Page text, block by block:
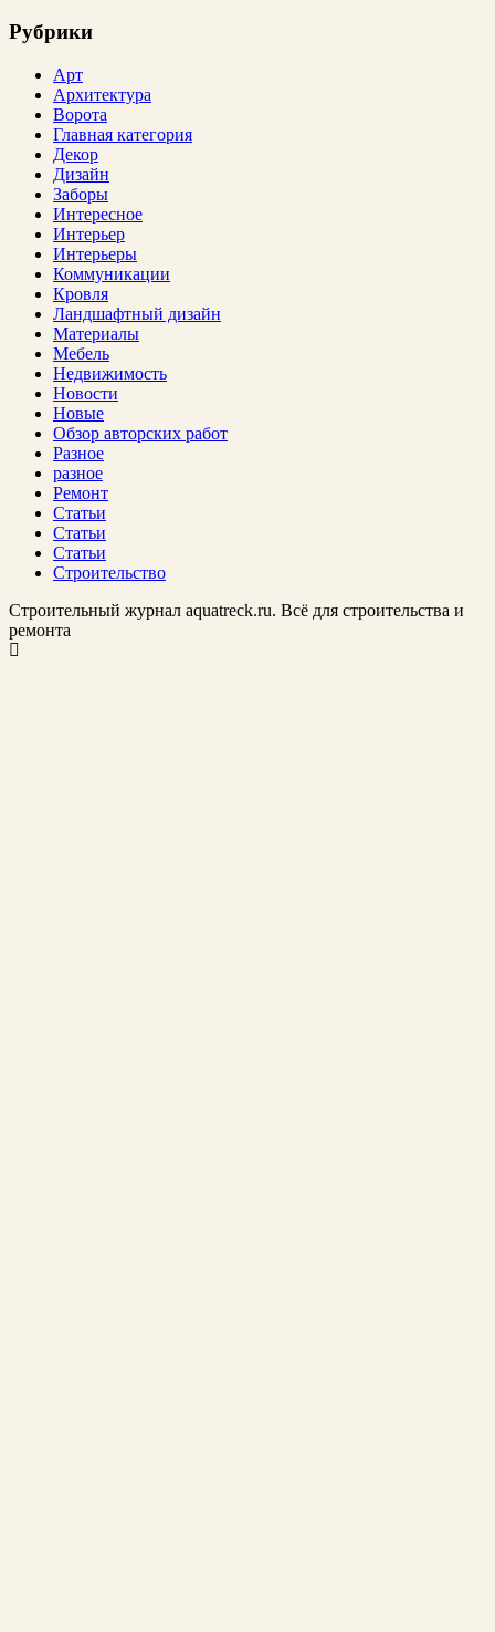
Рубрики
Арт
Архитектура
Ворота
Главная категория
Декор
Дизайн
Заборы
Интересное
Интерьер
Интерьеры
Коммуникации
Кровля
Ландшафтный дизайн
Материалы
Мебель
Недвижимость
Новости
Новые
Обзор авторских работ
Разное
разное
Ремонт
Статьи
Статьи
Статьи
Строительство
Строительный журнал aquatreck.ru. Всё для строительства и
ремонта